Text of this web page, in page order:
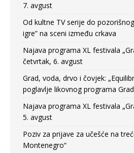
7. avgust
Od kultne TV serije do
igre” na sceni između crkava
Najava programa XL festivala
četvrtak, 6. avgust
Grad, voda, drvo i čovjek:
poglavlje likovnog programa
Najava programa XL festivala
5. avgust
Poziv za prijave za učešće na
Montenegro“